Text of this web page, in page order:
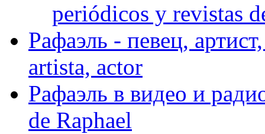
periódicos y revistas
Рафаэль - певец,
artista, actor
Рафаэль в видео и
de Raphael